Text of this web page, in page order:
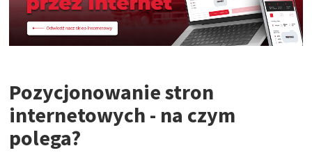
Pozycjonowanie stron
internetowych - na czym
polega?